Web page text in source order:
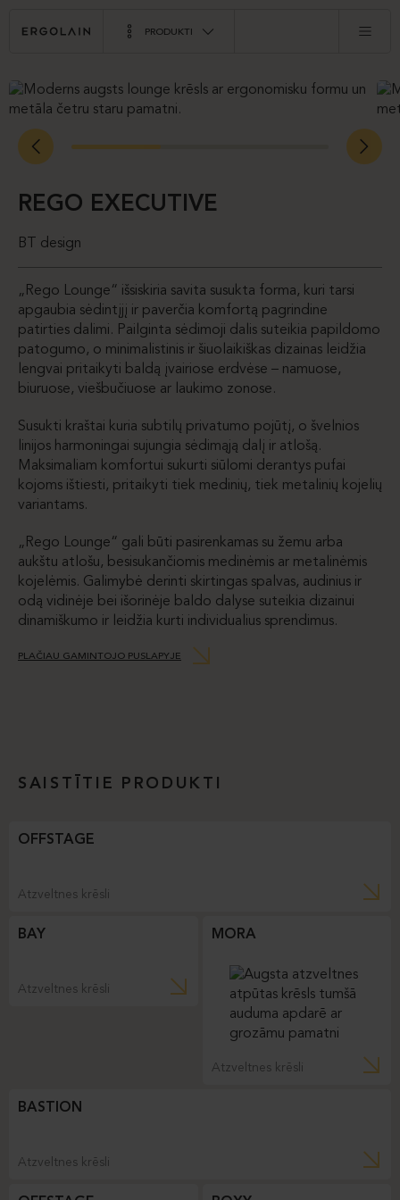
PRODUKTI
REGO EXECUTIVE
BT design
„Rego Lounge“ išsiskiria savita susukta forma, kuri tarsi
apgaubia sėdintįjį ir paverčia komfortą pagrindine
patirties dalimi. Pailginta sėdimoji dalis suteikia papildomo
patogumo, o minimalistinis ir šiuolaikiškas dizainas leidžia
lengvai pritaikyti baldą įvairiose erdvėse – namuose,
biuruose, viešbučiuose ar laukimo zonose.
Susukti kraštai kuria subtilų privatumo pojūtį, o švelnios
linijos harmoningai sujungia sėdimąją dalį ir atlošą.
Maksimaliam komfortui sukurti siūlomi derantys pufai
kojoms ištiesti, pritaikyti tiek medinių, tiek metalinių kojelių
variantams.
„Rego Lounge“ gali būti pasirenkamas su žemu arba
aukštu atlošu, besisukančiomis medinėmis ar metalinėmis
kojelėmis. Galimybė derinti skirtingas spalvas, audinius ir
odą vidinėje bei išorinėje baldo dalyse suteikia dizainui
dinamiškumo ir leidžia kurti individualius sprendimus.
PLAČIAU GAMINTOJO PUSLAPYJE
SAISTĪTIE PRODUKTI
OFFSTAGE
Atzveltnes krēsli
BAY
Atzveltnes krēsli
MORA
Atzveltnes krēsli
BASTION
Atzveltnes krēsli